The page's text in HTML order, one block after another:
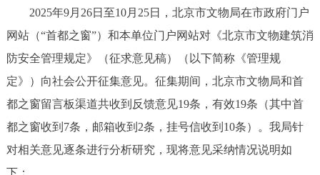
2025年9月26日至10月25日，北京市文物局在市政府门户
网站（“首都之窗”）和本单位门户网站对《北京市文物建筑消
防安全管理规定》（征求意见稿）（以下简称《管理规
定》）向社会公开征集意见。征集期间，北京市文物局和首
都之窗留言板渠道共收到反馈意见19条，有效19条（其中首
都之窗收到7条，邮箱收到2条，挂号信收到10条）。我局针
对相关意见逐条进行分析研究，现将意见采纳情况说明如
下：